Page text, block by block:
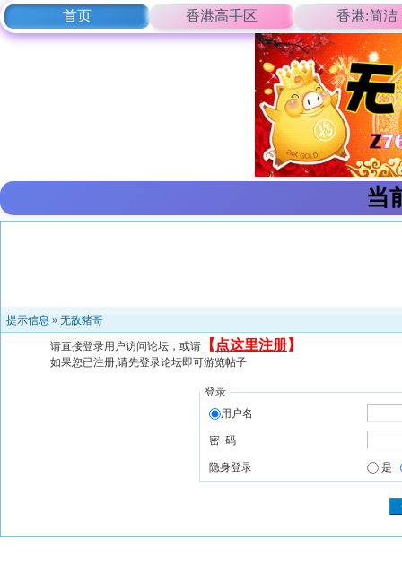
首页 香港高手区 香港:简洁
当
提示信息 » 无敌猪哥
请直接登录用户访问论坛，或请 【 点这里注册】
如果您已注册,请先登录论坛即可游览帖子
登录
用户名
密 码
隐身登录 是